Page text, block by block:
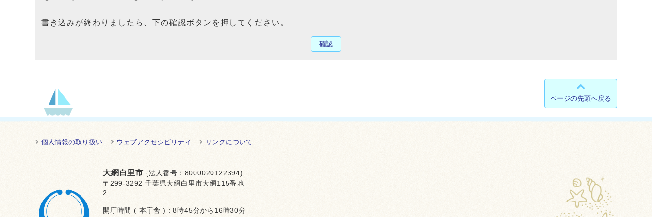
書き込みが終わりましたら、下の確認ボタンを押してください。
確認
ページの先頭へ戻る
個人情報の取り扱い ウェブアクセシビリティ リンクについて
大網白里市 (法人番号：8000020122394)
〒299-3292 千葉県大網白里市大網115番地
2
開庁時間 ( 本庁舎 )：8時45分から16時30分